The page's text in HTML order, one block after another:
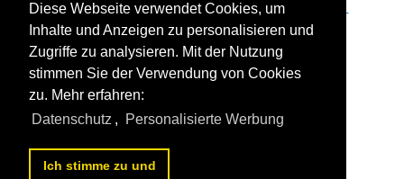
Bauwerke / Wohnbauten / Deutschland,Deutschland / Mecklenburg-
Vorpommern / LK Nordwestmecklenburg: Wismar
180 799x1200 Px, 10.04.2024
Diese Webseite verwendet Cookies, um
Inhalte und Anzeigen zu personalisieren und
Zugriffe zu analysieren. Mit der Nutzung
stimmen Sie der Verwendung von Cookies
zu. Mehr erfahren:
Datenschutz , Personalisierte Werbung
Ich stimme zu und